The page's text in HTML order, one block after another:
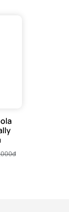
vào việc giảm
thiết kế để tạo ra
cú phản đòn
sẽ hỗ trợ lực giúp
cần phải dùng
điểm lớn nhất
16mm cung cấp
khiển quả bóng